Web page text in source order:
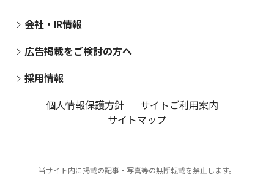
会社・IR情報
広告掲載をご検討の方へ
採用情報
個人情報保護方針
サイトご利用案内
サイトマップ
当サイト内に掲載の記事・写真等の無断転載を禁止します。